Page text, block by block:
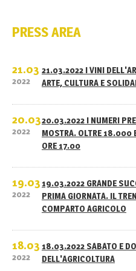
PRESS AREA
21.03
2022
21.03.2022 I VINI
ARTE, CULTURA E
20.03
2022
20.03.2022 I NUMERI
MOSTRA. OLTRE 18.000
ORE 17.00
19.03
2022
19.03.2022 GRANDE
PRIMA GIORNATA. IL
COMPARTO AGRICOLO
18.03
2022
18.03.2022 SABATO E
DELL'AGRICOLTURA